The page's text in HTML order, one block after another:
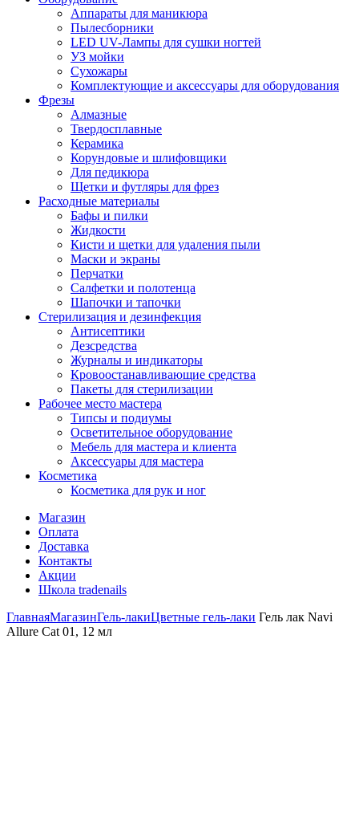
Аппараты для маникюра
Пылесборники
LED UV-Лампы для сушки ногтей
УЗ мойки
Сухожары
Комплектующие и аксессуары для оборудования
Фрезы
Алмазные
Твердосплавные
Керамика
Корундовые и шлифовщики
Для педикюра
Щетки и футляры для фрез
Расходные материалы
Бафы и пилки
Жидкости
Кисти и щетки для удаления пыли
Маски и экраны
Перчатки
Салфетки и полотенца
Шапочки и тапочки
Стерилизация и дезинфекция
Антисептики
Дезсредства
Журналы и индикаторы
Кровоостанавливающие средства
Пакеты для стерилизации
Рабочее место мастера
Типсы и подиумы
Осветительное оборудование
Мебель для мастера и клиента
Аксессуары для мастера
Косметика
Косметика для рук и ног
Магазин
Оплата
Доставка
Контакты
Акции
Школа tradenails
ГлавнаяМагазинГель-лакиЦветные гель-лаки Гель лак Navi
Allure Cat 01, 12 мл